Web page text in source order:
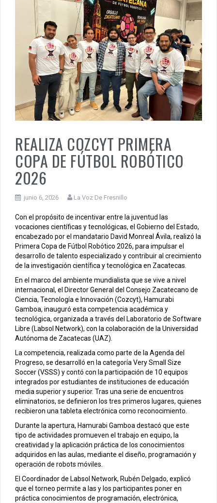
REALIZA COZCYT PRIMERA
COPA DE FÚTBOL ROBÓTICO
2026
junio 6, 2026 La Voz De Fresnillo
Con el propósito de incentivar entre la juventud las
vocaciones científicas y tecnológicas, el Gobierno del Estado,
encabezado por el mandatario David Monreal Ávila, realizó la
Primera Copa de Fútbol Robótico 2026, para impulsar el
desarrollo de talento especializado y contribuir al crecimiento
de la investigación científica y tecnológica en Zacatecas.
En el marco del ambiente mundialista que se vive a nivel
internacional, el Director General del Consejo Zacatecano de
Ciencia, Tecnología e Innovación (Cozcyt), Hamurabi
Gamboa, inauguró esta competencia académica y
tecnológica, organizada a través del Laboratorio de Software
Libre (Labsol Network), con la colaboración de la Universidad
Autónoma de Zacatecas (UAZ).
La competencia, realizada como parte de la Agenda del
Progreso, se desarrolló en la categoría Very Small Size
Soccer (VSSS) y contó con la participación de 10 equipos
integrados por estudiantes de instituciones de educación
media superior y superior. Tras una serie de encuentros
eliminatorios, se definieron los tres primeros lugares, quienes
recibieron una tableta electrónica como reconocimiento.
Durante la apertura, Hamurabi Gamboa destacó que este
tipo de actividades promueven el trabajo en equipo, la
creatividad y la aplicación práctica de los conocimientos
adquiridos en las aulas, mediante el diseño, programación y
operación de robots móviles.
El Coordinador de Labsol Network, Rubén Delgado, explicó
que el torneo permite a las y los participantes poner en
práctica conocimientos de programación, electrónica,